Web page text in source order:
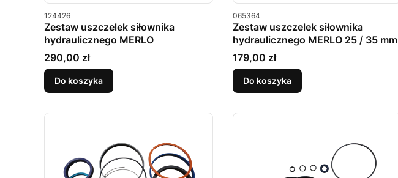
Kod produktu
124426
Zestaw uszczelek siłownika
hydraulicznego MERLO
Cena
290,00 zł
Do koszyka
Kod produktu
065364
Zestaw uszczelek siłownika
hydraulicznego MERLO 25 / 35 mm
Cena
179,00 zł
Do koszyka